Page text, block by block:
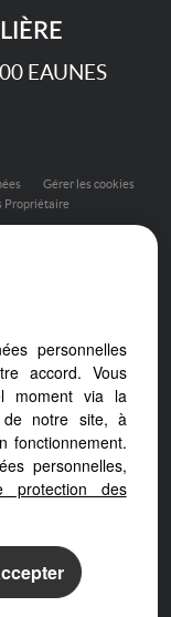
EAUNES
Gérer les cookies
Propriétaire
notre site s’adapte
types d'écrans
immobilier
personnelles
accord. Vous
moment via la
de notre site, à
fonctionnement.
personnelles,
protection des